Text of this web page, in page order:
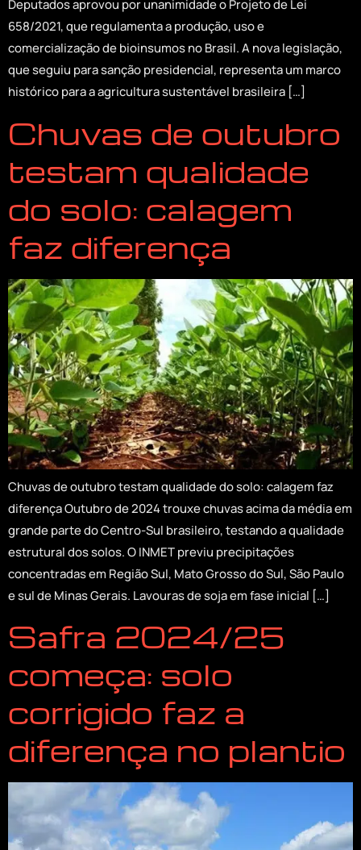
Deputados aprovou por unanimidade o Projeto de Lei
658/2021, que regulamenta a produção, uso e
comercialização de bioinsumos no Brasil. A nova legislação,
que seguiu para sanção presidencial, representa um marco
histórico para a agricultura sustentável brasileira […]
Chuvas de outubro
testam qualidade
do solo: calagem
faz diferença
Chuvas de outubro testam qualidade do solo: calagem faz
diferença Outubro de 2024 trouxe chuvas acima da média em
grande parte do Centro-Sul brasileiro, testando a qualidade
estrutural dos solos. O INMET previu precipitações
concentradas em Região Sul, Mato Grosso do Sul, São Paulo
e sul de Minas Gerais. Lavouras de soja em fase inicial […]
Safra 2024/25
começa: solo
corrigido faz a
diferença no plantio